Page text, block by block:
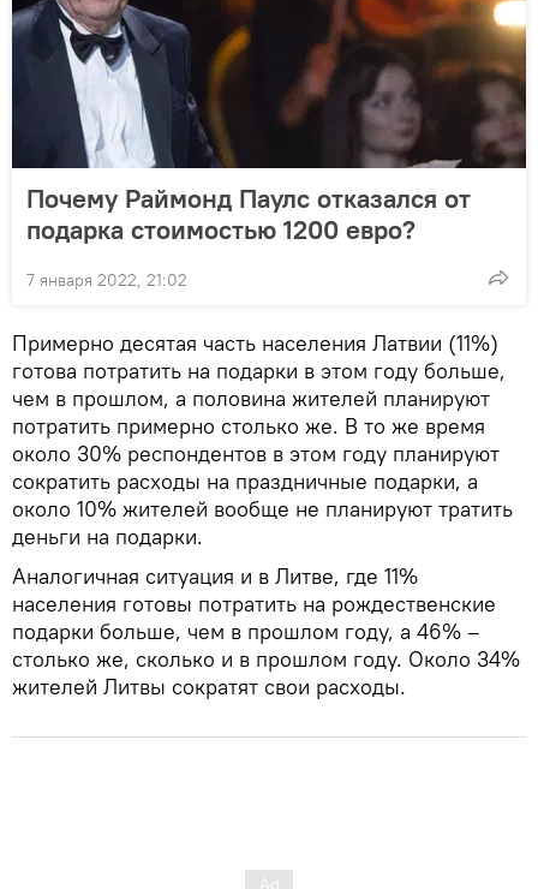
Почему Раймонд Паулс отказался от
подарка стоимостью 1200 евро?
7 января 2022, 21:02
Примерно десятая часть населения Латвии (11%)
готова потратить на подарки в этом году больше,
чем в прошлом, а половина жителей планируют
потратить примерно столько же. В то же время
около 30% респондентов в этом году планируют
сократить расходы на праздничные подарки, а
около 10% жителей вообще не планируют тратить
деньги на подарки.
Аналогичная ситуация и в Литве, где 11%
населения готовы потратить на рождественские
подарки больше, чем в прошлом году, а 46% –
столько же, сколько и в прошлом году. Около 34%
жителей Литвы сократят свои расходы.